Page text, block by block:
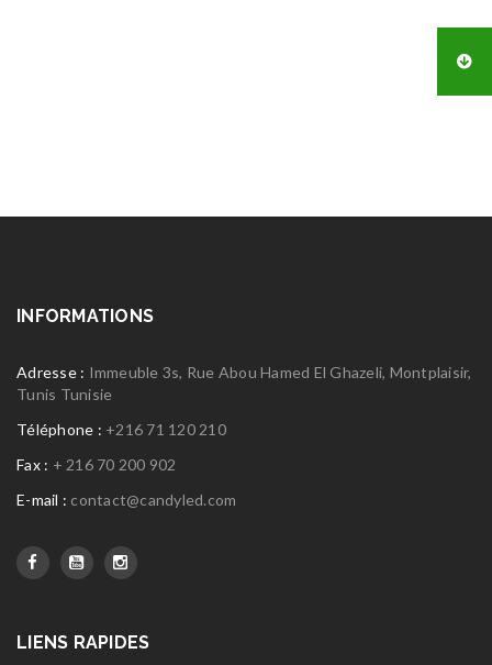
INFORMATIONS
Adresse : Immeuble 3s, Rue Abou Hamed El Ghazeli, Montplaisir,
Tunis Tunisie
Téléphone : +216 71 120 210
Fax : + 216 70 200 902
E-mail : contact@candyled.com
LIENS RAPIDES